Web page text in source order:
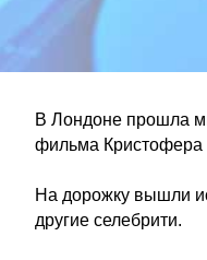
В Лондоне прошла
фильма
На дорожку вышли
другие селебрити.